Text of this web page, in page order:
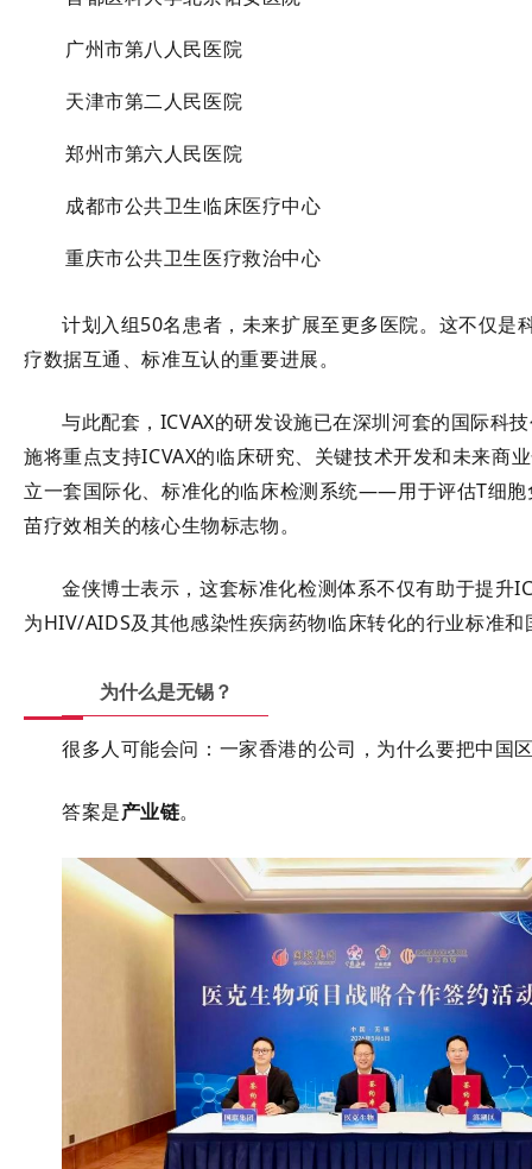
广州市第八人民医院
天津市第二人民医院
郑州市第六人民医院
成都市公共卫生临床医疗中心
重庆市公共卫生医疗救治中心
计划入组50名患者，未来扩展至更多医院。这不仅是
疗数据互通、标准互认的重要进展。
与此配套，ICVAX的研发设施已在深圳河套的国际科
施将重点支持ICVAX的临床研究、关键技术开发和未来商
立一套国际化、标准化的临床检测系统——用于评估T细胞
苗疗效相关的核心生物标志物。
金侠博士表示，这套标准化检测体系不仅有助于提升
为HIV/AIDS及其他感染性疾病药物临床转化的行业标准和
为什么是无锡？
很多人可能会问：一家香港的公司，为什么要把中国
答案是产业链。